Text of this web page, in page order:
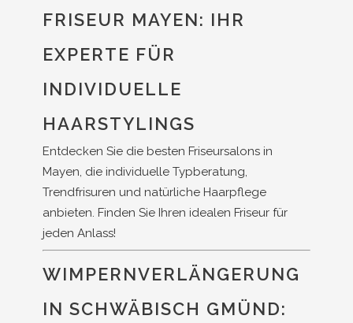
FRISEUR MAYEN: IHR
EXPERTE FÜR
INDIVIDUELLE
HAARSTYLINGS
Entdecken Sie die besten Friseursalons in
Mayen, die individuelle Typberatung,
Trendfrisuren und natürliche Haarpflege
anbieten. Finden Sie Ihren idealen Friseur für
jeden Anlass!
WIMPERNVERLÄNGERUNG
IN SCHWÄBISCH GMÜND: